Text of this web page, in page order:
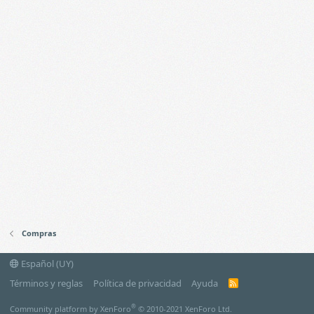
Compras
Español (UY)
Términos y reglas
Política de privacidad Ayuda
R
Community platform by XenForo® © 2010-2021 XenForo Ltd.